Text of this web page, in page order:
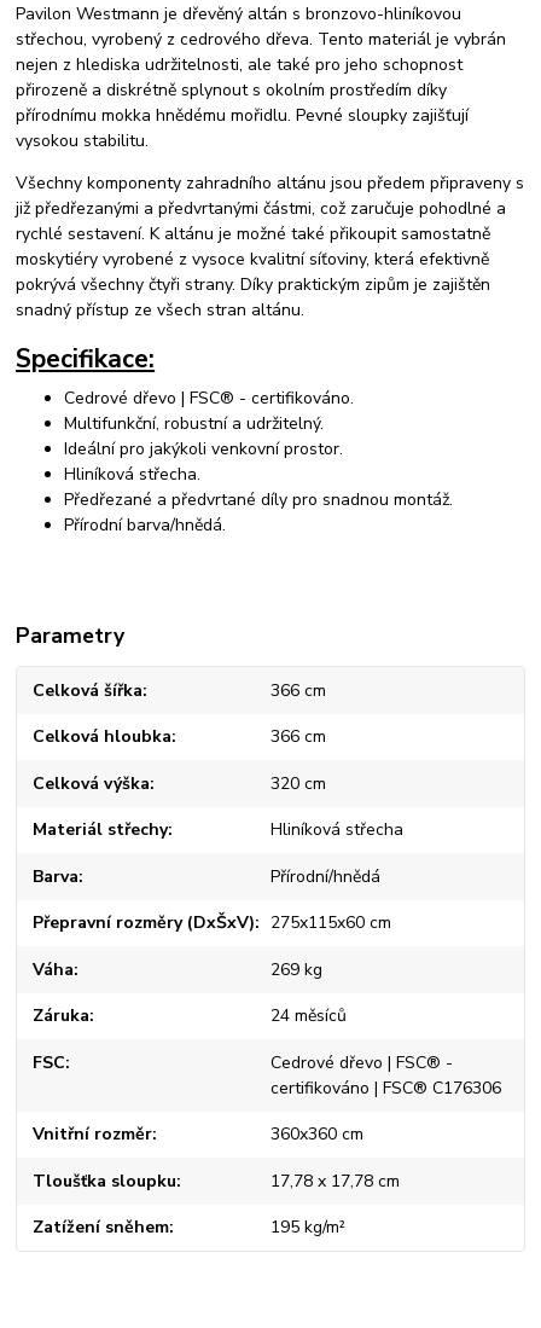
Pavilon Westmann je dřevěný altán s bronzovo-hliníkovou
střechou, vyrobený z cedrového dřeva. Tento materiál je vybrán
nejen z hlediska udržitelnosti, ale také pro jeho schopnost
přirozeně a diskrétně splynout s okolním prostředím díky
přírodnímu mokka hnědému mořidlu. Pevné sloupky zajišťují
vysokou stabilitu.
Všechny komponenty zahradního altánu jsou předem připraveny s
již předřezanými a předvrtanými částmi, což zaručuje pohodlné a
rychlé sestavení. K altánu je možné také přikoupit samostatně
moskytiéry vyrobené z vysoce kvalitní síťoviny, která efektivně
pokrývá všechny čtyři strany. Díky praktickým zipům je zajištěn
snadný přístup ze všech stran altánu.
Specifikace:
Cedrové dřevo | FSC® - certifikováno.
Multifunkční, robustní a udržitelný.
Ideální pro jakýkoli venkovní prostor.
Hliníková střecha.
Předřezané a předvrtané díly pro snadnou montáž.
Přírodní barva/hnědá.
Parametry
Celková šířka 366 cm
Celková hloubka 366 cm
Celková výška 320 cm
Materiál střechy Hliníková střecha
Barva Přírodní/hnědá
Přepravní rozměry (DxŠxV) 275x115x60 cm
Váha 269 kg
Záruka 24 měsíců
FSC
Cedrové dřevo | FSC® -
certifikováno | FSC® C176306
Vnitřní rozměr 360x360 cm
Tloušťka sloupku 17,78 x 17,78 cm
Zatížení sněhem 195 kg/m²